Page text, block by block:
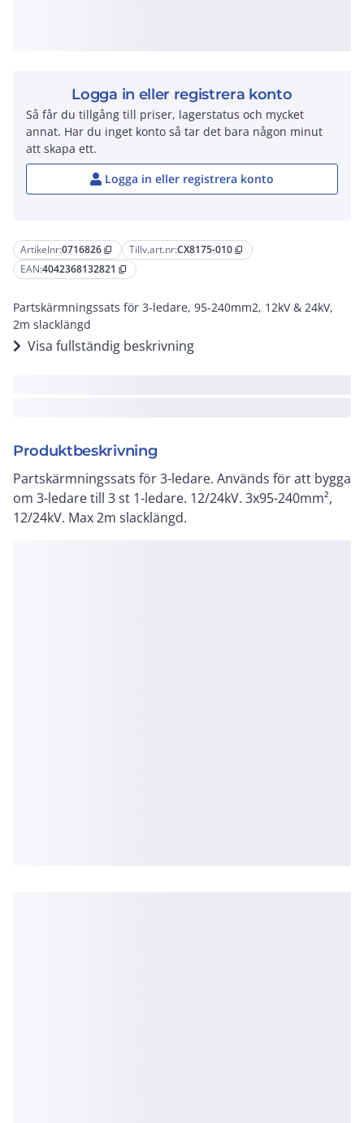
Artikelnr:0716826 content_copy Tillv.art.nr:CX8175-010 content_copy
EAN:4042368132821 content_copy
Partskärmningssats för 3-ledare, 95-240mm2, 12kV & 24kV,
2m slacklängd
Visa fullständig beskrivning
Produktbeskrivning
Partskärmningssats för 3-ledare. Används för att bygga
om 3-ledare till 3 st 1-ledare. 12/24kV. 3x95-240mm²,
12/24kV. Max 2m slacklängd.
Logga in eller registrera konto
Så får du tillgång till priser, lagerstatus och mycket
annat. Har du inget konto så tar det bara någon minut
att skapa ett.
Logga in eller registrera konto